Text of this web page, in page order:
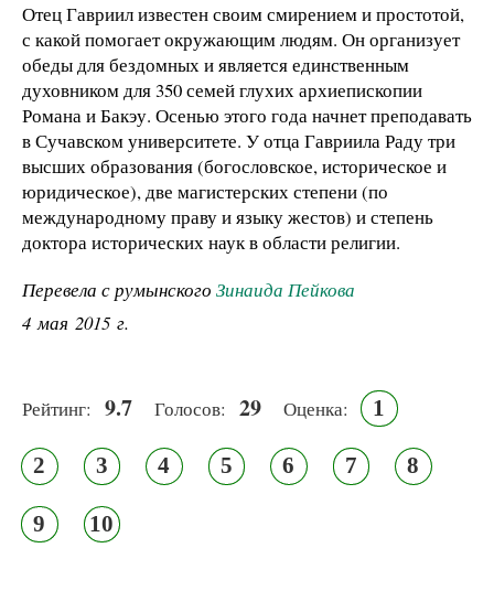
Отец Гавриил известен своим смирением и простотой,
с какой помогает окружающим людям. Он организует
обеды для бездомных и является единственным
духовником для 350 семей глухих архиепископии
Романа и Бакэу. Осенью этого года начнет преподавать
в Сучавском университете. У отца Гавриила Раду три
высших образования (богословское, историческое и
юридическое), две магистерских степени (по
международному праву и языку жестов) и степень
доктора исторических наук в области религии.
Перевела с румынского Зинаида Пейкова
4 мая 2015 г.
Рейтинг: 9.7 Голосов: 29 Оценка: 1
2 3 4 5 6 7 8
9 10